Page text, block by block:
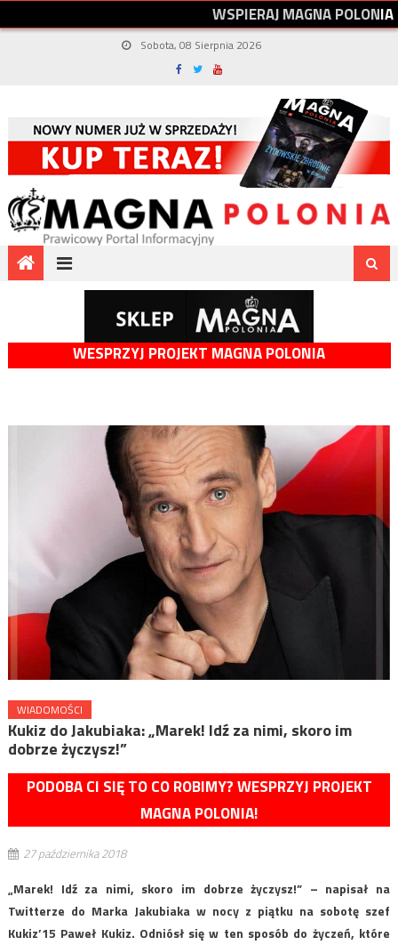
WSPIERAJMAGNAPOLONIA
Sobota, 08 Sierpnia 2026
WESPRZYJ PROJEKT MAGNA POLONIA
WIADOMOŚCI
Kukiz do Jakubiaka: „Marek! Idź za nimi, skoro im
dobrze życzysz!”
PODOBA CI SIĘ TO CO ROBIMY? WESPRZYJ PROJEKT
MAGNA POLONIA!
27 października 2018
„Marek! Idź za nimi, skoro im dobrze życzysz!” – napisał na
Twitterze do Marka Jakubiaka w nocy z piątku na sobotę szef
Kukiz’15 Paweł Kukiz. Odniósł się w ten sposób do życzeń, które